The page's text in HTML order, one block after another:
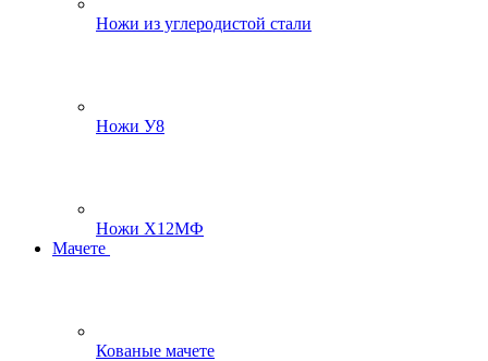
Ножи из углеродистой стали
Ножи У8
Ножи Х12МФ
Мачете
Кованые мачете